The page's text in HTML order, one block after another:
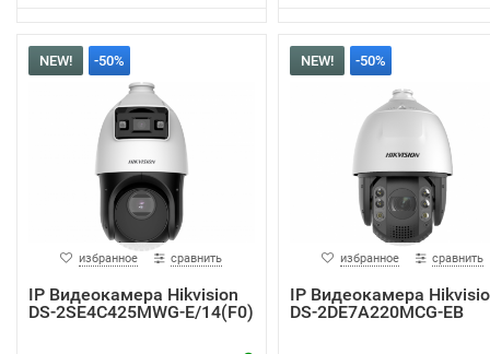
NEW! -50%
избранное сравнить
IP Видеокамера Hikvision
DS-2SE4C425MWG-E/14(F0)
NEW! -50%
избранное сравнить
IP Видеокамера
DS-2DE7A220MCG-EB